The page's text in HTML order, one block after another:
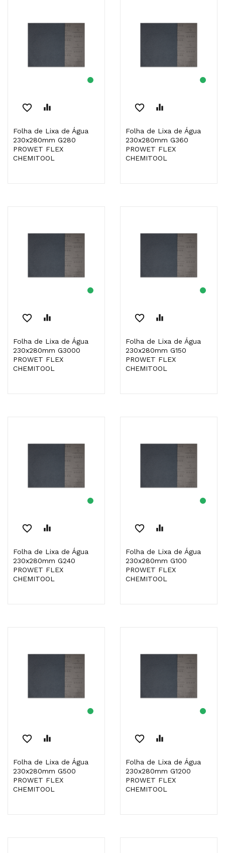
favorite_border equalizer
Folha de Lixa de Água
230x280mm G280
PROWET FLEX
CHEMITOOL
favorite_border equalizer
Folha de Lixa de Água
230x280mm G360
PROWET FLEX
CHEMITOOL
favorite_border equalizer
Folha de Lixa de Água
230x280mm G3000
PROWET FLEX
CHEMITOOL
favorite_border equalizer
Folha de Lixa de Água
230x280mm G150
PROWET FLEX
CHEMITOOL
favorite_border equalizer
Folha de Lixa de Água
230x280mm G240
PROWET FLEX
CHEMITOOL
favorite_border equalizer
Folha de Lixa de Água
230x280mm G100
PROWET FLEX
CHEMITOOL
favorite_border equalizer
Folha de Lixa de Água
230x280mm G500
PROWET FLEX
CHEMITOOL
favorite_border equalizer
Folha de Lixa de Água
230x280mm G1200
PROWET FLEX
CHEMITOOL